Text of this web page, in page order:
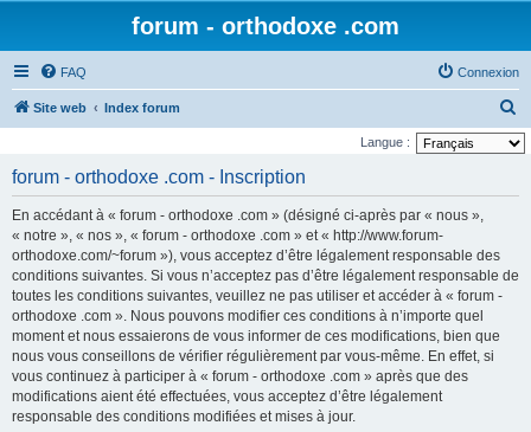
forum - orthodoxe .com
FAQ Connexion
Site web Index forum
e
Langue :
forum - orthodoxe .com - Inscription
En accédant à « forum - orthodoxe .com » (désigné ci-après par « nous »,
« notre », « nos », « forum - orthodoxe .com » et « http://www.forum-
orthodoxe.com/~forum »), vous acceptez d’être légalement responsable des
conditions suivantes. Si vous n’acceptez pas d’être légalement responsable de
toutes les conditions suivantes, veuillez ne pas utiliser et accéder à « forum -
orthodoxe .com ». Nous pouvons modifier ces conditions à n’importe quel
moment et nous essaierons de vous informer de ces modifications, bien que
nous vous conseillons de vérifier régulièrement par vous-même. En effet, si
vous continuez à participer à « forum - orthodoxe .com » après que des
modifications aient été effectuées, vous acceptez d’être légalement
responsable des conditions modifiées et mises à jour.